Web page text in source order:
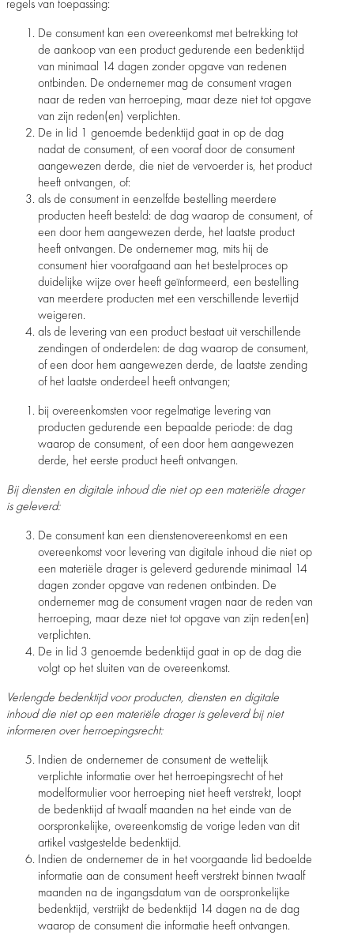
regels van toepassing:
De consument kan een overeenkomst met betrekking tot
de aankoop van een product gedurende een bedenktijd
van minimaal 14 dagen zonder opgave van redenen
ontbinden. De ondernemer mag de consument vragen
naar de reden van herroeping, maar deze niet tot opgave
van zijn reden(en) verplichten.
De in lid 1 genoemde bedenktijd gaat in op de dag
nadat de consument, of een vooraf door de consument
aangewezen derde, die niet de vervoerder is, het product
heeft ontvangen, of:
als de consument in eenzelfde bestelling meerdere
producten heeft besteld: de dag waarop de consument, of
een door hem aangewezen derde, het laatste product
heeft ontvangen. De ondernemer mag, mits hij de
consument hier voorafgaand aan het bestelproces op
duidelijke wijze over heeft geïnformeerd, een bestelling
van meerdere producten met een verschillende levertijd
weigeren.
als de levering van een product bestaat uit verschillende
zendingen of onderdelen: de dag waarop de consument,
of een door hem aangewezen derde, de laatste zending
of het laatste onderdeel heeft ontvangen;
bij overeenkomsten voor regelmatige levering van
producten gedurende een bepaalde periode: de dag
waarop de consument, of een door hem aangewezen
derde, het eerste product heeft ontvangen.
Bij diensten en digitale inhoud die niet op een materiële drager
is geleverd:
De consument kan een dienstenovereenkomst en een
overeenkomst voor levering van digitale inhoud die niet op
een materiële drager is geleverd gedurende minimaal 14
dagen zonder opgave van redenen ontbinden. De
ondernemer mag de consument vragen naar de reden van
herroeping, maar deze niet tot opgave van zijn reden(en)
verplichten.
De in lid 3 genoemde bedenktijd gaat in op de dag die
volgt op het sluiten van de overeenkomst.
Verlengde bedenktijd voor producten, diensten en digitale
inhoud die niet op een materiële drager is geleverd bij niet
informeren over herroepingsrecht:
Indien de ondernemer de consument de wettelijk
verplichte informatie over het herroepingsrecht of het
modelformulier voor herroeping niet heeft verstrekt, loopt
de bedenktijd af twaalf maanden na het einde van de
oorspronkelijke, overeenkomstig de vorige leden van dit
artikel vastgestelde bedenktijd.
Indien de ondernemer de in het voorgaande lid bedoelde
informatie aan de consument heeft verstrekt binnen twaalf
maanden na de ingangsdatum van de oorspronkelijke
bedenktijd, verstrijkt de bedenktijd 14 dagen na de dag
waarop de consument die informatie heeft ontvangen.